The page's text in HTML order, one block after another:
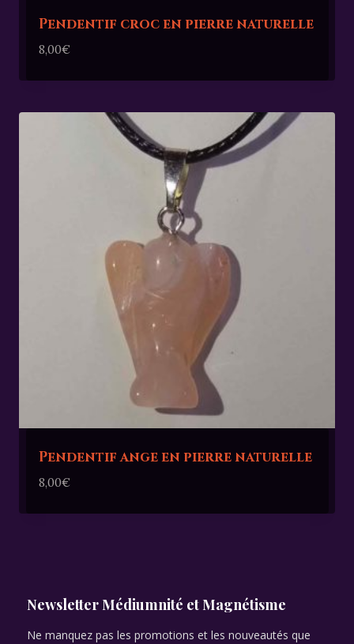
Pendentif croc en pierre naturelle
8,00€
Pendentif ange en pierre naturelle
8,00€
Newsletter Médiumnité et Magnétisme
Ne manquez pas les promotions et les nouveautés que